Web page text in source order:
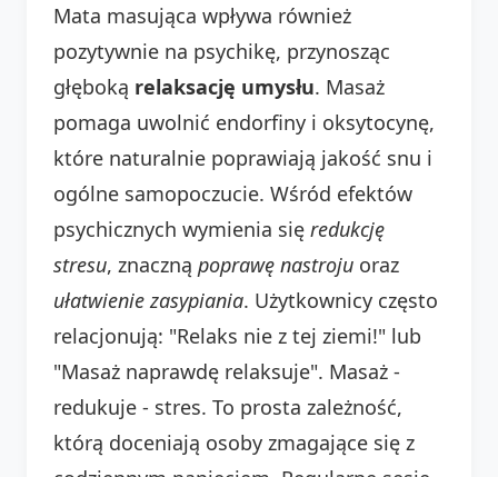
Mata masująca wpływa również
pozytywnie na psychikę, przynosząc
głęboką relaksację umysłu. Masaż
pomaga uwolnić endorfiny i oksytocynę,
które naturalnie poprawiają jakość snu i
ogólne samopoczucie. Wśród efektów
psychicznych wymienia się redukcję
stresu, znaczną poprawę nastroju oraz
ułatwienie zasypiania. Użytkownicy często
relacjonują: "Relaks nie z tej ziemi!" lub
"Masaż naprawdę relaksuje". Masaż -
redukuje - stres. To prosta zależność,
którą doceniają osoby zmagające się z